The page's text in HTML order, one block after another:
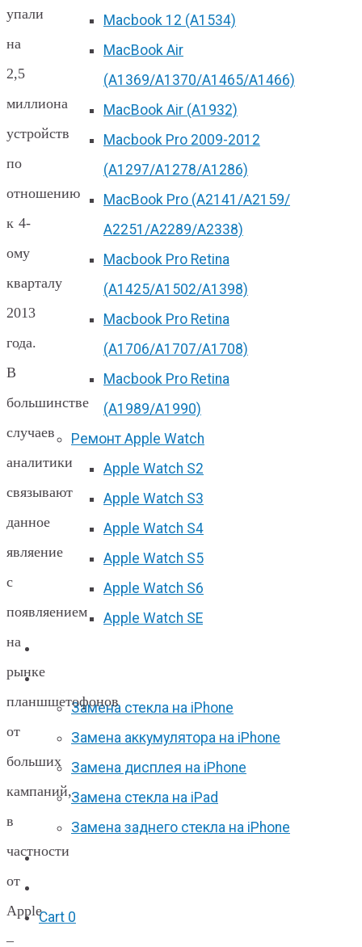
Macbook 12 (А1534)
MacBook Air
(A1369/A1370/A1465/A1466)
MacBook Air (A1932)
Macbook Pro 2009-2012
(A1297/A1278/A1286)
MacBook Pro (А2141/А2159/
А2251/A2289/A2338)
Macbook Pro Retina
(А1425/A1502/A1398)
Macbook Pro Retina
(А1706/A1707/A1708)
Macbook Pro Retina
(А1989/A1990)
Ремонт Apple Watch
Apple Watch S2
Apple Watch S3
Apple Watch S4
Apple Watch S5
Apple Watch S6
Apple Watch SE
Акции
Замена стекла на iPhone
Замена аккумулятора на iPhone
Замена дисплея на iPhone
Замена стекла на iPad
Замена заднего стекла на iPhone
Вакансии
Cart 0
упали
на
2,5
миллиона
устройств
по
отношению
к 4-
ому
кварталу
2013
года.
В
большинстве
случаев
аналитики
связывают
данное
являение
с
появляением
на
рынке
планшшетофонов
от
больших
кампаний,
в
частности
от
Apple
–